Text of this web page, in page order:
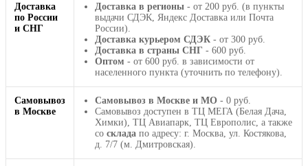
Доставка
по России
и СНГ
Доставка в регионы - от 200 руб. (в пункты
выдачи СДЭК, Яндекс Доставка или Почта
России).
Доставка курьером СДЭК - от 300 руб.
Доставка в страны СНГ - 600 руб.
Оптом - от 600 руб. в зависимости от
населенного пункта (уточнить по телефону).
Самовывоз
в Москве
Самовывоз в Москве и МО - 0 руб.
Самовывоз доступен в ТЦ МЕГА (Белая Дача,
Химки), ТЦ Авиапарк, ТЦ Европолис, а также
со склада по адресу: г. Москва, ул. Костякова,
д. 7/7 (м. Дмитровская).